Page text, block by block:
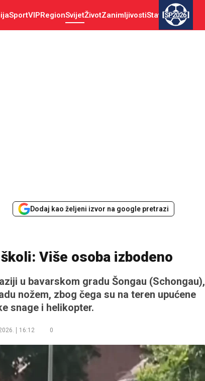
SportVIPRegionSvijetŽivotZanimljivostiStav SP2026
Dodaj kao željeni izvor na google pretrazi
Više osoba izbodeno
u bavarskom gradu Šongau (Schongau),
nožem, zbog čega su na teren upućene
snage i helikopter.
16:12 0